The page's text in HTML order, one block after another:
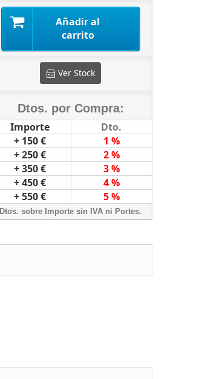
Añadir al
carrito
Ver Stock
Dtos. por Compra:
Importe
Dto.
+ 150 €
1 %
+ 250 €
2 %
+ 350 €
3 %
+ 450 €
4 %
+ 550 €
5 %
Dtos. sobre Importe sin IVA ni Portes.